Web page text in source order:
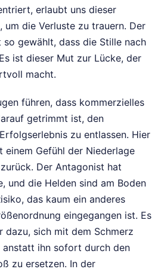
erlaubt uns dieser
um die Verluste zu trauern. Der
so gewählt, dass die Stille nach
ist dieser Mut zur Lücke, der
macht.
führen, dass kommerzielles
getrimmt ist, den
zu entlassen. Hier
einem Gefühl der Niederlage
Der Antagonist hat
und die Helden sind am Boden
das kaum ein anderes
eingegangen ist. Es
dazu, sich mit dem Schmerz
anstatt ihn sofort durch den
zu ersetzen. In der